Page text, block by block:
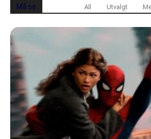
Må se All Utvalgt